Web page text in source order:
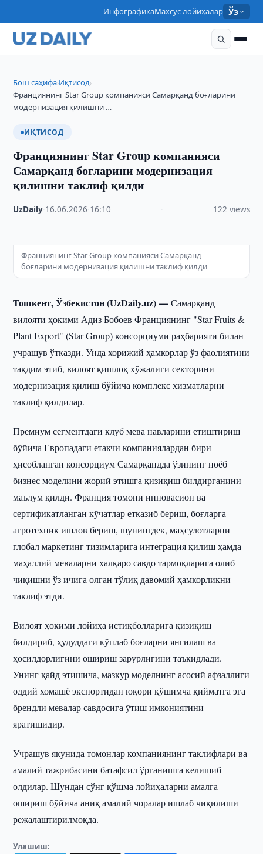
ИнфографикаМахсус лойиҳалар Ўз
Бош саҳифа›Иқтисод›
Франциянинг Star Group компанияси Самарқанд боғларини
модернизация қилишни …
ИҚТИСОД
Франциянинг Star Group компанияси
Самарқанд боғларини модернизация
қилишни таклиф қилди
UzDaily 16.06.2026 16:10 122 views
Франциянинг Star Group компанияси Самарқанд
боғларини модернизация қилишни таклиф қилди
Тошкент, Ўзбекистон (UzDaily.uz) —Самарқанд
вилояти ҳокими Адиз Бобоев Франциянинг "Star Fruits &
Plant Export" (Star Group) консорциуми раҳбарияти билан
учрашув ўтказди. Унда хорижий ҳамкорлар ўз фаолиятини
тақдим этиб, вилоят қишлоқ хўжалиги секторини
модернизация қилиш бўйича комплекс хизматларни
таклиф қилдилар.
Премиум сегментдаги клуб мева навларини етиштириш
бўйича Европадаги етакчи компаниялардан бири
ҳисобланган консорциум Самарқандда ўзининг ноёб
бизнес моделини жорий этишга қизиқиш билдирганини
маълум қилди. Франция томони инновасион ва
сертификатланган кўчатлар етказиб бериш, боғларга
агротехник ишлов бериш, шунингдек, маҳсулотларни
глобал маркетинг тизимларига интеграция қилиш ҳамда
маҳаллий меваларни халқаро савдо тармоқларига олиб
чиқишни ўз ичига олган тўлиқ давомий ҳамкорликни
таклиф этди.
Вилоят ҳокими лойиҳа истиқболларига қизиқиш
билдириб, ҳудуддаги кўплаб боғларни янгилаш ва
ҳосилдорлигини ошириш зарурлигини таъкидлади.
Унинг қайд этишича, мазкур моделнинг асосий афзаллиги
оддий хомашё экспортидан юқори қўшимча қийматга эга
брендли мевалар савдосига ўтиш имкониятини
яратишидир.
Учрашув якунида томонлар компаниянинг таклифлари ва
амалий тажрибасини батафсил ўрганишга келишиб
олдилар. Шундан сўнг қўшма лойиҳаларни амалга
ошириш бўйича аниқ амалий чоралар ишлаб чиқилиши
режалаштирилмоқда.
Улашиш: